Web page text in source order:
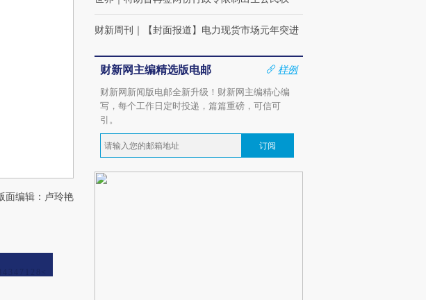
面编辑：卢玲艳
财新周刊 ｜ 【封面报道】电力现货市场元年突进
财新网主编精选版电邮
样例
财新网新闻版电邮全新升级！财新网主编精心编
写，每个工作日定时投递，篇篇重磅，可信可
引。
订阅